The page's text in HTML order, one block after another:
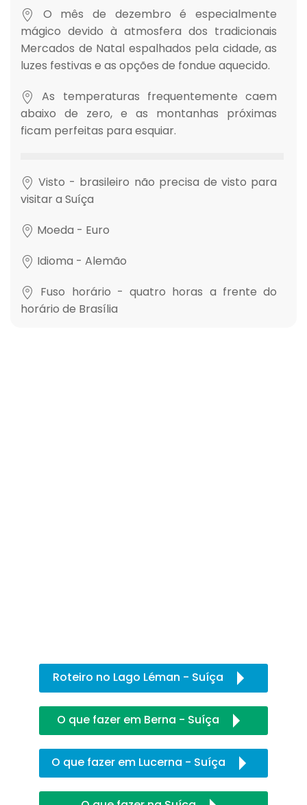
O mês de dezembro é especialmente
mágico devido à atmosfera dos tradicionais
Mercados de Natal espalhados pela cidade, as
luzes festivas e as opções de fondue aquecido.
As temperaturas frequentemente caem
abaixo de zero, e as montanhas próximas
ficam perfeitas para esquiar.
Visto - brasileiro não precisa de visto para
visitar a Suíça
Moeda - Euro
Idioma - Alemão
Fuso horário - quatro horas a frente do
horário de Brasília
Roteiro no Lago Léman - Suíça
O que fazer em Berna - Suíça
O que fazer em Lucerna - Suíça